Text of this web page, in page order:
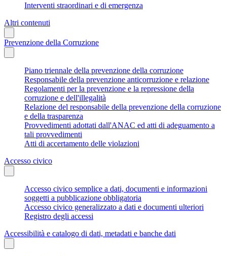
Interventi straordinari e di emergenza
Altri contenuti
Prevenzione della Corruzione
Piano triennale della prevenzione della corruzione
Responsabile della prevenzione anticorruzione e relazione
Regolamenti per la prevenzione e la repressione della
corruzione e dell'illegalità
Relazione del responsabile della prevenzione della corruzione
e della trasparenza
Provvedimenti adottati dall'ANAC ed atti di adeguamento a
tali provvedimenti
Atti di accertamento delle violazioni
Accesso civico
Accesso civico semplice a dati, documenti e informazioni
soggetti a pubblicazione obbligatoria
Accesso civico generalizzato a dati e documenti ulteriori
Registro degli accessi
Accessibilità e catalogo di dati, metadati e banche dati